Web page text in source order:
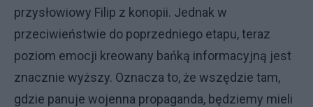
przysłowiowy Filip z konopii. Jednak w
przeciwieństwie do poprzedniego etapu, teraz
poziom emocji kreowany bańką informacyjną jest
znacznie wyższy. Oznacza to, że wszędzie tam,
gdzie panuje wojenna propaganda, będziemy mieli